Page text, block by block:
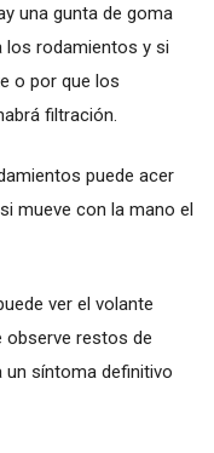
una gunta de goma
los rodamientos y si
o por que los
filtración.
puede acer
mueve con la mano el
ver el volante
observe restos de
un síntoma definitivo